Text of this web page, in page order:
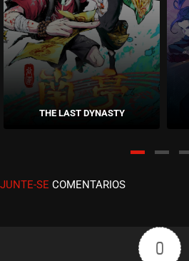
ASSISTIDO
EPISÓDIO 04
setembro 26, 2020
EPISÓDIO 03
setembro 18, 2020
EPISÓDIO 01
setembro 03, 2020
THE LAST DYNASTY
JUNTE-SE COMENTARIOS
0